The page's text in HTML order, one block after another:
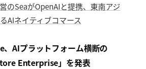
のSeaがOpenAIと提携、東南アジ
AIネイティブコマース
AIプラットフォーム横断の
Enterprise」を発表